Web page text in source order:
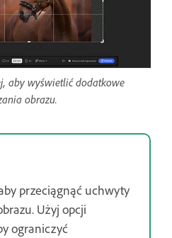
aby wyświetlić dodatkowe
obrazu.
przeciągnąć uchwyty
Użyj opcji
ograniczyć